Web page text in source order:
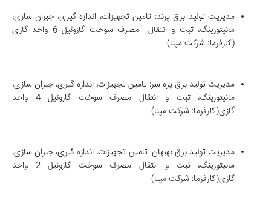
مدیریت تولید برق پرند: تامین تجهیزات، اندازه گیری، جبران سازی،
مانیتورینگ، ثبت و انتقال مصرف سوخت گازوئیل 6 واحد گازی
(کارفرما: شرکت مپنا)
مدیریت تولید برق پره سر: تامین تجهیزات، اندازه گیری، جبران سازی،
مانیتورینگ، ثبت و انتقال مصرف سوخت گازوئیل 4 واحد
گازی(کارفرما: شرکت مپنا)
مدیریت تولید برق بهبهان: تامین تجهیزات، اندازه گیری، جبران سازی،
مانیتورینگ، ثبت و انتقال مصرف سوخت گازوئیل 2 واحد
گازی(کارفرما: شرکت مپنا)